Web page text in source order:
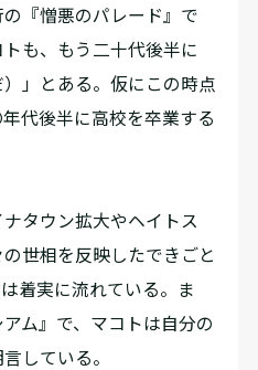
『憎悪のパレード』で
も、もう二十代後半に
」とある。仮にこの時点
代後半に高校を卒業する
タウン拡大やヘイトス
世相を反映したできごと
着実に流れている。ま
ム』で、マコトは自分の
している。